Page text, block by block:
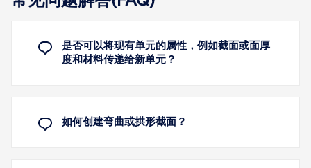
在计算钢筋混凝土板面时，如果使用“各向同性 | 各向
和裂缝间距，以及与钢筋位置相关的钢应力与应变。
借助“混凝土基础”模块，您可以按照美国规范 ACI 318
倾覆
该截面旨在与钢筋配合使用，通过面或实体的有限元
建模来模拟钢筋混凝土中的不连续区域。它包含符合
是否可以将现有单元的属性，例如截面或面厚
度和材料传递给新单元？
如何创建弯曲或拱形截面？